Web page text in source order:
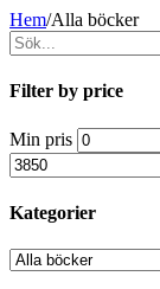
Hem/Alla böcker
Filter by price
Min pris
Kategorier